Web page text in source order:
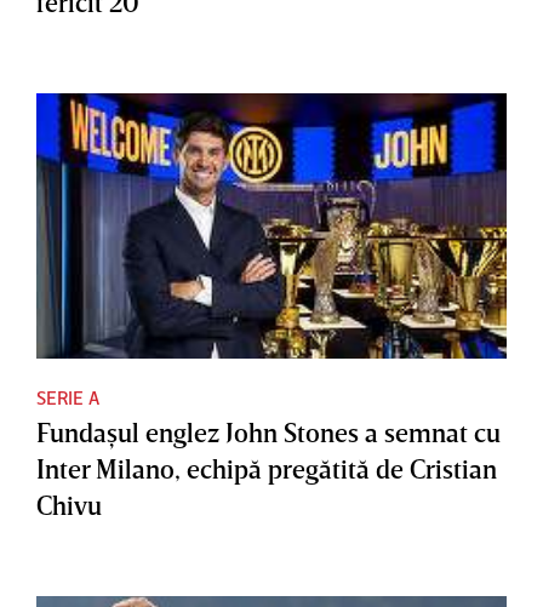
SERIE A
Fundaşul englez John Stones a semnat cu
Inter Milano, echipă pregătită de Cristian
Chivu